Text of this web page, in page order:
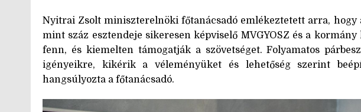
Nyitrai Zsolt miniszterelnöki főtanácsadó emlékeztetett arra, hogy
mint száz esztendeje sikeresen képviselő MVGYOSZ és a
fenn, és kiemelten támogatják a szövetséget. Folyamatos
igényeikre, kikérik a véleményüket és lehetőség szerint
hangsúlyozta a főtanácsadó.